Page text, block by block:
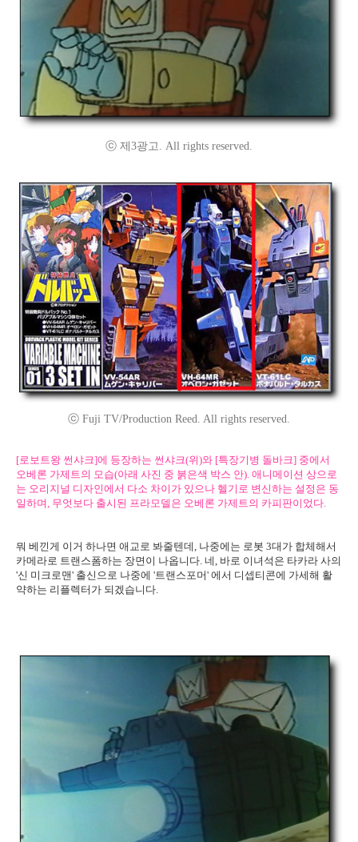
ⓒ 제3광고. All rights reserved.
ⓒ Fuji TV/Production Reed. All rights reserved.
[로보트왕 썬샤크]에 등장하는 썬샤크(위)와 [특장기병 돌바크] 중에서
오베론 가제트의 모습(아래 사진 중 붉은색 박스 안). 애니메이션 상으로
는 오리지널 디자인에서 다소 차이가 있으나 헬기로 변신하는 설정은 동
일하며, 무엇보다 출시된 프라모델은 오베론 가제트의 카피판이었다.
뭐 베낀게 이거 하나면 애교로 봐줄텐데, 나중에는 로봇 3대가 합체해서
카메라로 트랜스폼하는 장면이 나옵니다. 네, 바로 이녀석은 타카라 사의
'신 미크로맨' 출신으로 나중에 '트랜스포머' 에서 디셉티콘에 가세해 활
약하는 리플렉터가 되겠습니다.